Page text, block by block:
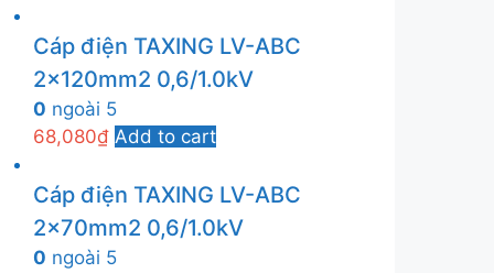
Cáp điện TAXING LV-ABC
2x120mm2 0,6/1.0kV
0 ngoài 5
68,080₫ Add to cart
Cáp điện TAXING LV-ABC
2x70mm2 0,6/1.0kV
0 ngoài 5